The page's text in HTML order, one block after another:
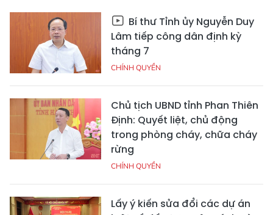
Bí thư Tỉnh ủy Nguyễn Duy
Lâm tiếp công dân định kỳ
tháng 7
CHÍNH QUYỀN
Chủ tịch UBND tỉnh Phan Thiên
Định: Quyết liệt, chủ động
trong phòng cháy, chữa cháy
rừng
CHÍNH QUYỀN
Lấy ý kiến sửa đổi các dự án